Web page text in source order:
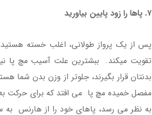
۷. پاها را زود پایین بیاورید
پس از یک پرواز طولانی، اغلب خسته
تقویت میکند. ببشترین علت آسیب مچ پا
بدنتان قرار بگیرند، جلوتر از وزن بدن شما
مفصل خمیده مچ پا می افتد که برای حرکت